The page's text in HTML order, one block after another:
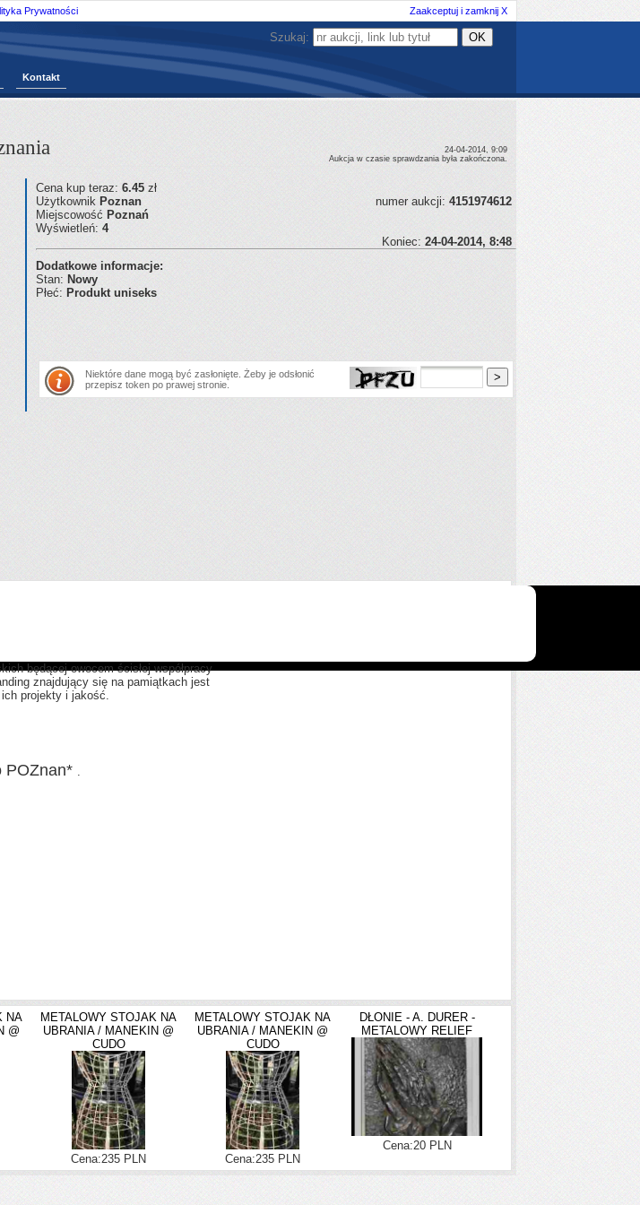
Prywatności Zaakceptuj i zamknij X
Kontakt
Szukaj:
24-04-2014, 9:09
Aukcja w czasie sprawdzania była zakończona.
Cena kup teraz: 6.45 zł
Użytkownik Poznan numer aukcji: 4151974612
Miejscowość Poznań
Wyświetleń: 4
Koniec: 24-04-2014, 8:48
Dodatkowe informacje:
Stan: Nowy
Płeć: Produkt uniseks
Niektóre dane mogą być zasłonięte. Żeby je odsłonić
przepisz token po prawej stronie.
będącej owocem ścisłej współpracy
znajdujący się na pamiątkach jest
projekty i jakość.
POZnan* .
NA
@
METALOWY STOJAK NA
UBRANIA / MANEKIN @
CUDO
Cena:235 PLN
METALOWY STOJAK NA
UBRANIA / MANEKIN @
CUDO
Cena:235 PLN
DŁONIE - A. DURER -
METALOWY RELIEF
Cena:20 PLN